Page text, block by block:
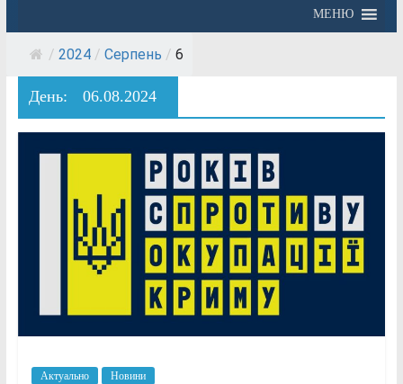
МЕНЮ
/ 2024 / Серпень / 6
День: 06.08.2024
Актуально Новини